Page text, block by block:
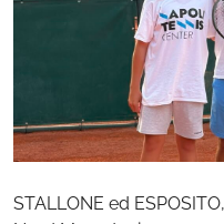
STALLONE ed